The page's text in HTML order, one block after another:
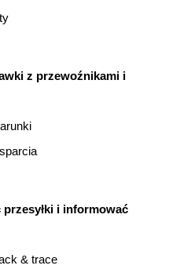
z przewoźnikami i
i informować
& trace